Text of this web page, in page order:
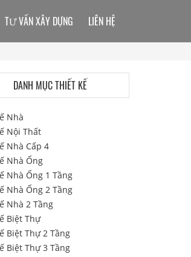
TƯ VẤN XÂY DỰNG LIÊN HỆ
DANH MỤC THIẾT KẾ
Nhà
Nội Thất
Nhà Cấp 4
Nhà Ống
Nhà Ống 1 Tầng
Nhà Ống 2 Tầng
Nhà 2 Tầng
Biệt Thự
Biệt Thự 2 Tầng
Biệt Thự 3 Tầng